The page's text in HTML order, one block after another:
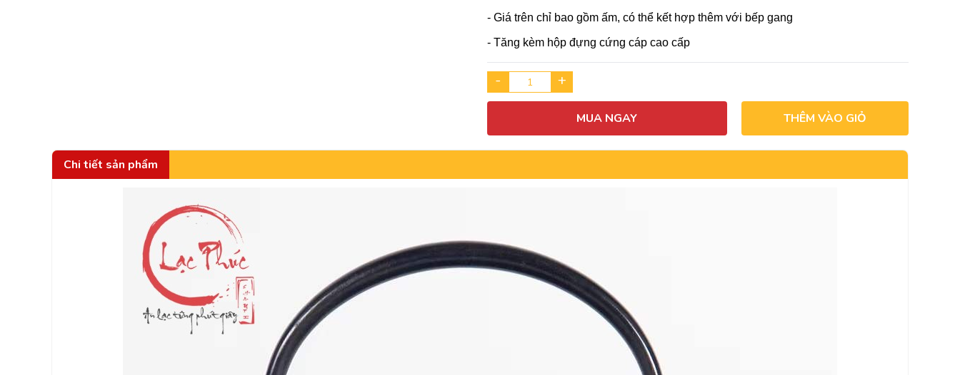
- Giá trên chỉ bao gồm ấm, có thể kết hợp thêm với bếp gang
- Tăng kèm hộp đựng cứng cáp cao cấp
- +
MUA NGAY THÊM VÀO GIỎ
Chi tiết sản phẩm